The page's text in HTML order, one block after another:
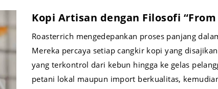
Kopi Artisan dengan Filosofi “From
Roasterrich mengedepankan proses panjang
Mereka percaya setiap cangkir kopi yang
yang terkontrol dari kebun hingga ke gelas
petani lokal maupun import berkualitas,